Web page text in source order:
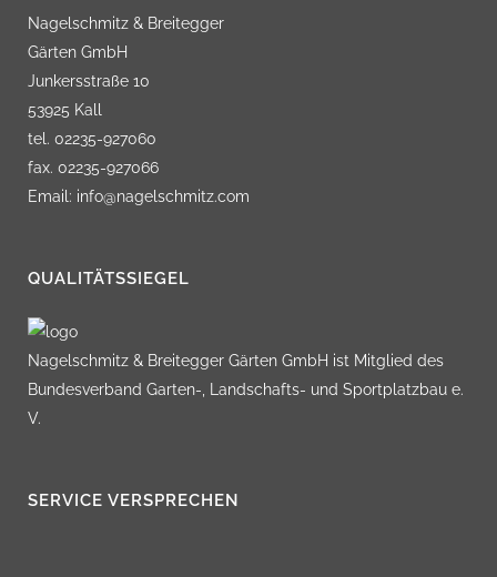
Nagelschmitz & Breitegger
Gärten GmbH
Junkersstraße 10
53925 Kall
tel. 02235-927060
fax. 02235-927066
Email: info@nagelschmitz.com
QUALITÄTSSIEGEL
Nagelschmitz & Breitegger Gärten GmbH ist Mitglied des
Bundesverband Garten-, Landschafts- und Sportplatzbau e.
V.
SERVICE VERSPRECHEN